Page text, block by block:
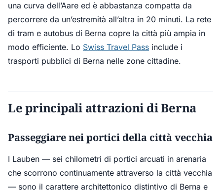
una curva dell’Aare ed è abbastanza compatta da
percorrere da un’estremità all’altra in 20 minuti. La rete
di tram e autobus di Berna copre la città più ampia in
modo efficiente. Lo Swiss Travel Pass include i
trasporti pubblici di Berna nelle zone cittadine.
Le principali attrazioni di Berna
Passeggiare nei portici della città vecchia
I Lauben — sei chilometri di portici arcuati in arenaria
che scorrono continuamente attraverso la città vecchia
— sono il carattere architettonico distintivo di Berna e